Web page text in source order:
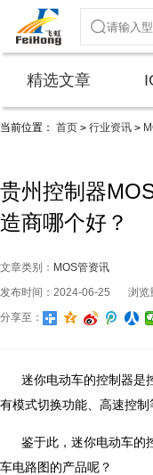
精选文章
当前位置： 首页 > 行业资讯 >
贵州控制器
造商哪个好？
文章类别： MOS管资讯
发布时间：2024-06-25
浏览
分享至：
迷你电动车的控制器是
有模式切换功能、高速控制
鉴于此，迷你电动车的
车电路图的产品呢？